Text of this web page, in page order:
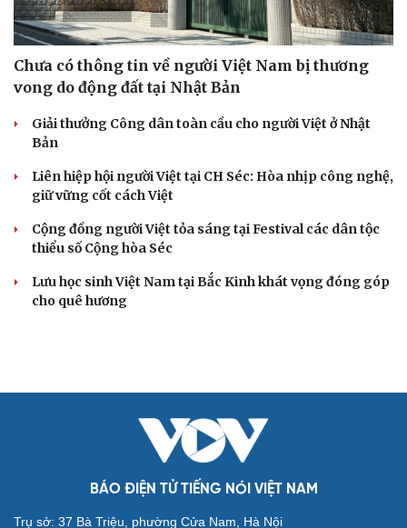
Chưa có thông tin về người Việt Nam bị thương
vong do động đất tại Nhật Bản
Giải thưởng Công dân toàn cầu cho người Việt ở Nhật
Bản
Liên hiệp hội người Việt tại CH Séc: Hòa nhịp công nghệ,
giữ vững cốt cách Việt
Cộng đồng người Việt tỏa sáng tại Festival các dân tộc
thiểu số Cộng hòa Séc
Lưu học sinh Việt Nam tại Bắc Kinh khát vọng đóng góp
cho quê hương
BÁO ĐIỆN TỬ TIẾNG NÓI VIỆT NAM
Trụ sở: 37 Bà Triệu, phường Cửa Nam, Hà Nội